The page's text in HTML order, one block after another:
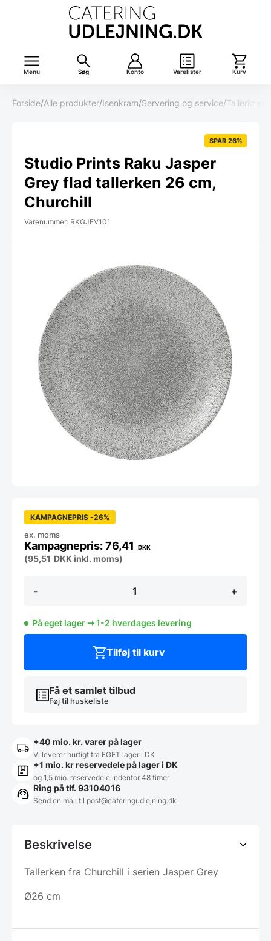
Menu Søg Konto Varelister Kurv
Forside/Alle produkter/Isenkram/Servering og service/Tallerkner
SPAR 26%
Studio Prints Raku Jasper
Grey flad tallerken 26 cm,
Churchill
Varenummer: RKGJEV101
-
Prints
Grey
flad
cm,
antal
+
KAMPAGNEPRIS -26%
76,41 DKK
ex. moms
(95,51 DKK inkl. moms)
På eget lager ➞ 1-2 hverdages levering
Få et samlet tilbud
Føj til huskeliste
Tilføj til kurv
+40 mio. kr. varer på lager
Vi leverer hurtigt fra EGET lager i DK
+1 mio. kr reservedele på lager i DK
og 1,5 mio. reservedele indenfor 48 timer
Ring på tlf. 93104016
Send en mail til post@cateringudlejning.dk
Beskrivelse
Tallerken fra Churchill i serien Jasper Grey
Ø26 cm